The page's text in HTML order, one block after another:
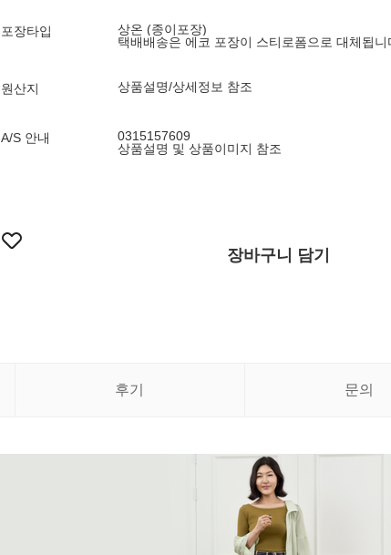
포장타입
상온 (종이포장)
택배배송은 에코 포장이 스티로폼으로 대체됩니
원산지 상품설명/상세정보 참조
A/S 안내
0315157609
상품설명 및 상품이미지 참조
장바구니 담기
후기 문의